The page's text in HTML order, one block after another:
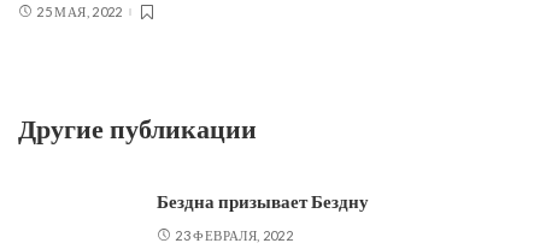
25 МАЯ, 2022
Другие публикации
Бездна призывает Бездну
23 ФЕВРАЛЯ, 2022